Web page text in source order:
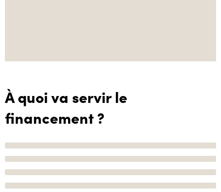
À quoi va servir le
financement ?